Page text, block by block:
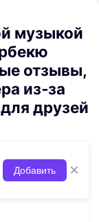
музыкой
отзывы,
из‑за
друзей
Добавить ×